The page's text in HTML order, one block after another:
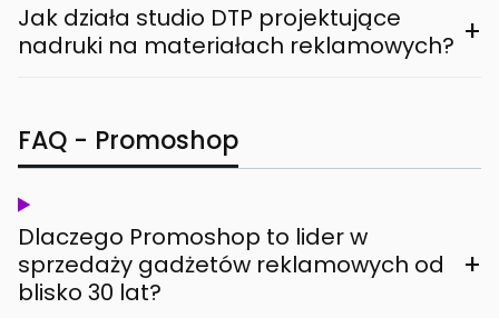
Jak działa studio DTP projektujące
nadruki na materiałach reklamowych? +
FAQ - Promoshop
Dlaczego Promoshop to lider w
sprzedaży gadżetów reklamowych od
blisko 30 lat?
+